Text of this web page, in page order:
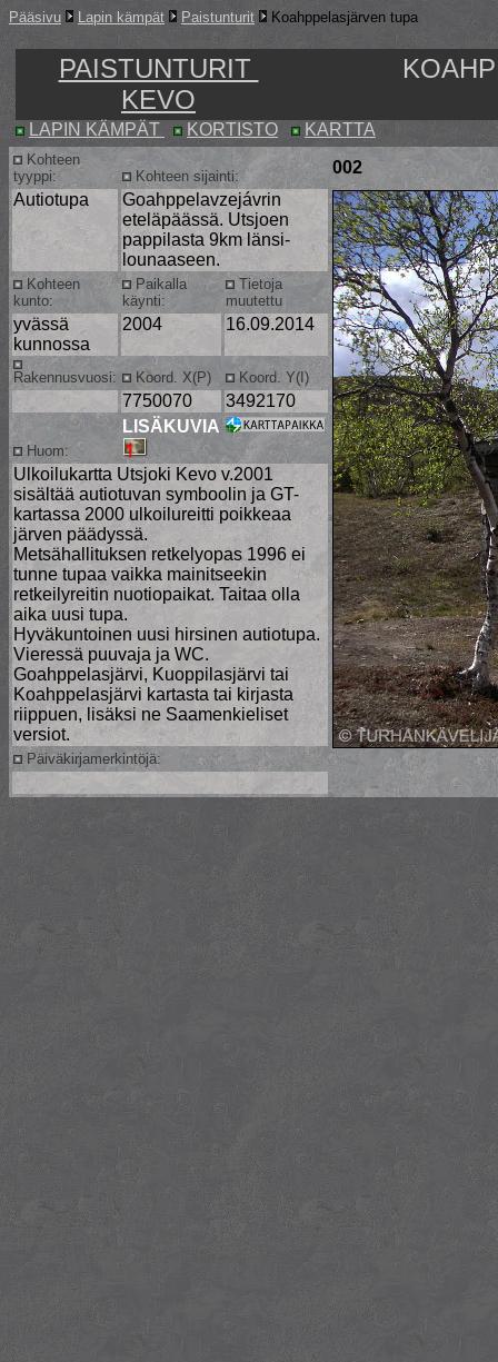
Pääsivu Lapin kämpät Paistunturit Koahppelasjärven tupa
PAISTUNTURIT
KEVO
LAPIN KÄMPÄT KORTISTO KARTTA
Kohteen
tyyppi:
Kohteen sijainti:
002
Autiotupa
Goahppelavzejávrin
eteläpäässä. Utsjoen
pappilasta 9km länsi-
lounaaseen.
Kohteen
kunto:
Paikalla
käynti:
Tietoja
muutettu
yvässä
kunnossa
2004 16.09.2014
Rakennusvuosi: Koord. X(P) Koord. Y(I)
7750070 3492170
Huom:
LISÄKUVIA
Ulkoilukartta Utsjoki Kevo v.2001
sisältää autiotuvan symboolin ja GT-
kartassa 2000 ulkoilureitti poikkeaa
järven päädyssä.
Metsähallituksen retkelyopas 1996 ei
tunne tupaa vaikka mainitseekin
retkeilyreitin nuotiopaikat. Taitaa olla
aika uusi tupa.
Hyväkuntoinen uusi hirsinen autiotupa.
Vieressä puuvaja ja WC.
Goahppelasjärvi, Kuoppilasjärvi tai
Koahppelasjärvi kartasta tai kirjasta
riippuen, lisäksi ne Saamenkieliset
versiot.
Päiväkirjamerkintöjä: